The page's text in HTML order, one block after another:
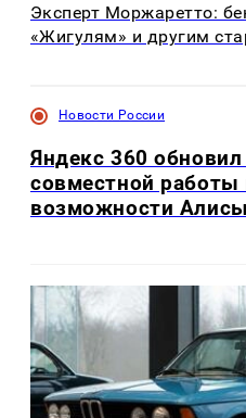
Эксперт Моржаретто:
«Жигулям» и другим
Новости России
Яндекс 360
совместной
возможности